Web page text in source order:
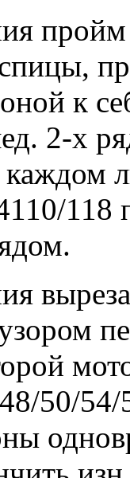
к
2-х
каждом
118
узором
50/54/